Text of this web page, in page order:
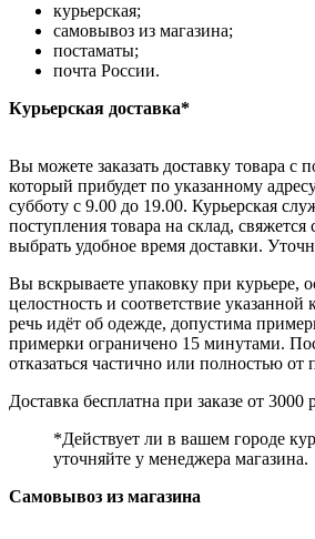
курьерская;
самовывоз из магазина;
постаматы;
почта России.
Курьерская доставка*
Вы можете заказать доставку товара с
который прибудет по указанному
субботу с 9.00 до 19.00. Курьерская
поступления товара на склад,
выбрать удобное время доставки.
Вы вскрываете упаковку при курьере,
целостность и соответствие
речь идёт об одежде, допустима
примерки ограничено 15 минутами.
отказаться частично или полностью от
Доставка бесплатна при заказе от 3000
*Действует ли в вашем городе
уточняйте у менеджера магазина.
Самовывоз из магазина